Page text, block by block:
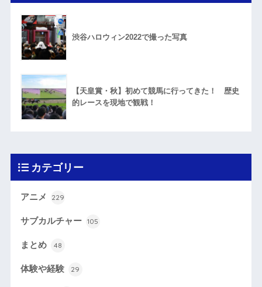
渋谷ハロウィン2022で撮った写真
【天皇賞・秋】初めて競馬に行ってきた！ 歴史
的レースを現地で観戦！
カテゴリー
アニメ 229
サブカルチャー 105
まとめ 48
体験や経験 29